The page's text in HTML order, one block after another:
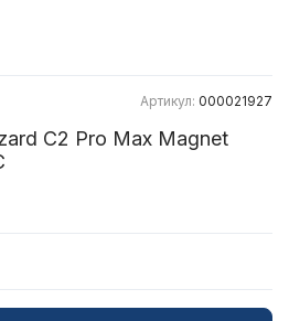
Артикул: 000021927
C2 Pro Max Magnet